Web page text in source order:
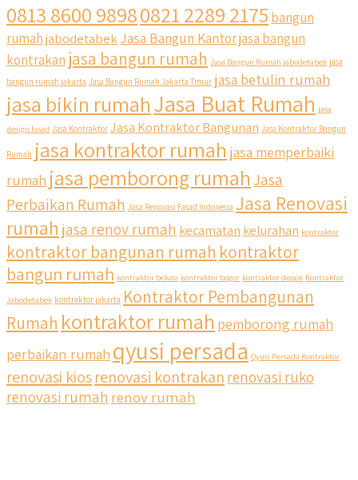
0813 8600 98980821 2289 2175 bangun
rumahjabodetabek Jasa Bangun Kantorjasa bangun
kontrakan jasa bangun rumah Jasa Bangun Rumah jabodetabek jasa
bangun rumah jakarta Jasa Bangun Rumah Jakarta Timur jasa betulin rumah
jasa bikin rumahJasa Buat Rumah jasa
design fasad Jasa Kontraktor Jasa Kontraktor Bangunan Jasa Kontraktor Bangun
Rumah jasa kontraktor rumah jasa memperbaiki
rumah jasa pemborong rumahJasa
Perbaikan Rumah Jasa Renovasi Fasad Indonesia Jasa Renovasi
rumah jasa renov rumah kecamatan kelurahan kontraktor
kontraktor bangunan rumah kontraktor
bangun rumah kontraktor bekasi kontraktor bogor kontraktor depok Kontraktor
Jabodetabek kontraktor jakarta Kontraktor Pembangunan
Rumah kontraktor rumah pemborong rumah
perbaikan rumah qyusi persada Qyusi Persada Kontraktor
renovasi kiosrenovasi kontrakanrenovasi ruko
renovasi rumah renov rumah